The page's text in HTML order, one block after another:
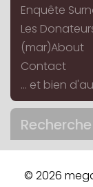
Enquête
Les
(mar)About
Contact
... et bien
Recherche
© 2026